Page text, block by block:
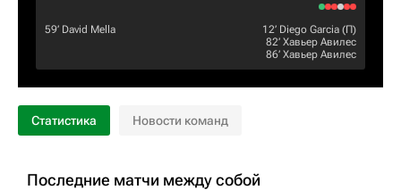
59‎’‎ David Mella 12‎’‎ Diego Garcia (П)
82‎’‎ Хавьер Авилес
86‎’‎ Хавьер Авилес
Статистика Новости команд
Последние матчи между собой